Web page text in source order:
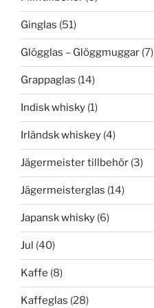
Ginglas (51)
Glögglas – Glöggmuggar (7)
Grappaglas (14)
Indisk whisky (1)
Irländsk whiskey (4)
Jägermeister tillbehör (3)
Jägermeisterglas (14)
Japansk whisky (6)
Jul (40)
Kaffe (8)
Kaffeglas (28)